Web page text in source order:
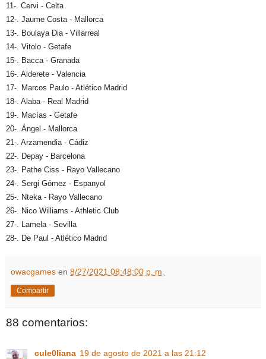
11-. Cervi - Celta
12-. Jaume Costa - Mallorca
13-. Boulaya Dia - Villarreal
14-. Vitolo - Getafe
15-. Bacca - Granada
16-. Alderete - Valencia
17-. Marcos Paulo - Atlético Madrid
18-. Alaba - Real Madrid
19-. Macías - Getafe
20-. Ángel - Mallorca
21-. Arzamendia - Cádiz
22-. Depay - Barcelona
23-. Pathe Ciss - Rayo Vallecano
24-. Sergi Gómez - Espanyol
25-. Nteka - Rayo Vallecano
26-. Nico Williams - Athletic Club
27-. Lamela - Sevilla
28-. De Paul - Atlético Madrid
owacgames en 8/27/2021 08:48:00 p. m.
Compartir
88 comentarios:
cule0liana 19 de agosto de 2021 a las 21:12